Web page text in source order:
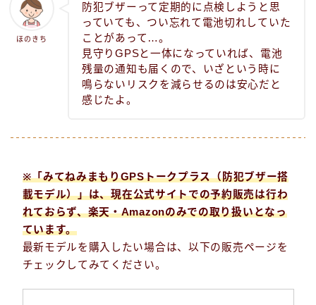
ほのきち
防犯ブザーって定期的に点検しようと思
っていても、つい忘れて電池切れしていた
ことがあって…。
見守りGPSと一体になっていれば、電池
残量の通知も届くので、いざという時に
鳴らないリスクを減らせるのは安心だと
感じたよ。
※「みてねみまもりGPSトークプラス（防犯ブザー搭
載モデル）」は、現在公式サイトでの予約販売は行わ
れておらず、楽天・Amazonのみでの取り扱いとなっ
ています。
最新モデルを購入したい場合は、以下の販売ページを
チェックしてみてください。